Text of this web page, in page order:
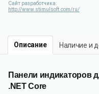
Сайт разработчика:
http://www.stimulsoft.com/ru/
Описание Наличие и
Панели индикаторов
.NET Core